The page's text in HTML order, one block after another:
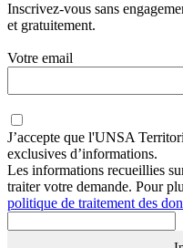
Inscrivez-vous sans
et gratuitement.
Votre email
J’accepte que l'UNSA
exclusives d’informations.
Les informations recueillies
traiter votre demande. Pour
politique de traitement des